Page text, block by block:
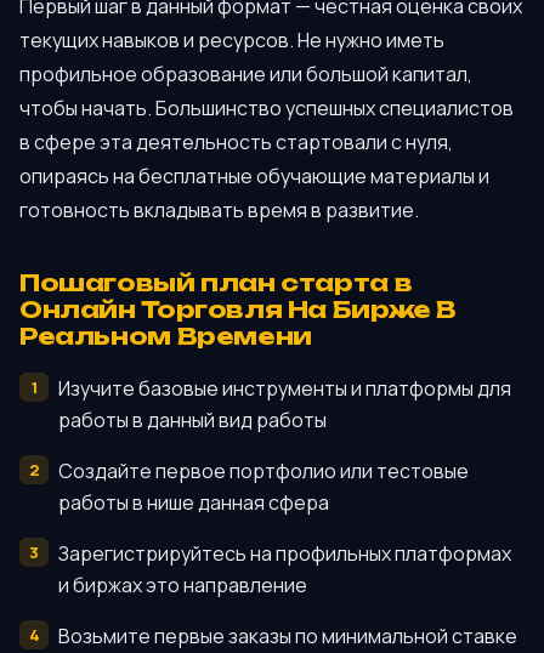
Первый шаг в данный формат — честная оценка своих
текущих навыков и ресурсов. Не нужно иметь
профильное образование или большой капитал,
чтобы начать. Большинство успешных специалистов
в сфере эта деятельность стартовали с нуля,
опираясь на бесплатные обучающие материалы и
готовность вкладывать время в развитие.
Пошаговый план старта в
Онлайн Торговля На Бирже В
Реальном Времени
Изучите базовые инструменты и платформы для
работы в данный вид работы
Создайте первое портфолио или тестовые
работы в нише данная сфера
Зарегистрируйтесь на профильных платформах
и биржах это направление
Возьмите первые заказы по минимальной ставке